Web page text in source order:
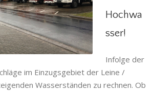
,Einsatzgeschehen,
, Hilfeleistung,Hotteln
,Sarstedt,Schliekum,
Hochwa
sser!
Infolge der
im Einzugsgebiet der Leine /
Wasserständen zu rechnen. Ob